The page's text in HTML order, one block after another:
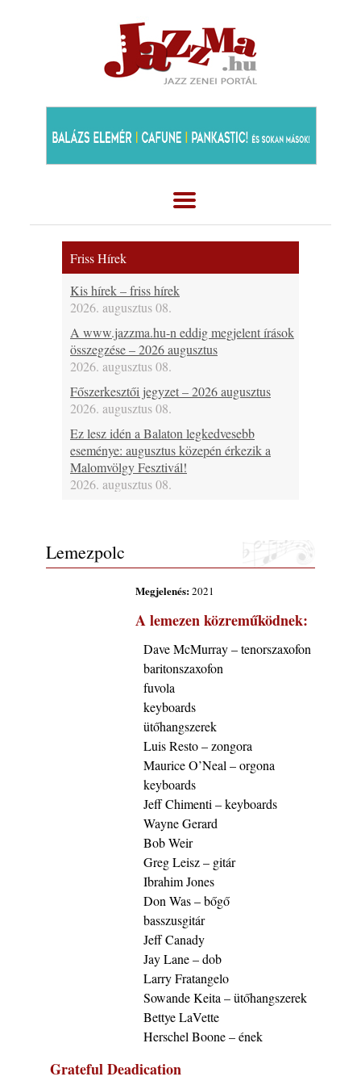
Friss Hírek
Kis hírek – friss hírek
2026. augusztus 08.
A www.jazzma.hu-n eddig megjelent írások
összegzése – 2026 augusztus
2026. augusztus 08.
Főszerkesztői jegyzet – 2026 augusztus
2026. augusztus 08.
Ez lesz idén a Balaton legkedvesebb
eseménye: augusztus közepén érkezik a
Malomvölgy Fesztivál!
2026. augusztus 08.
Dixieland Napok (Hajdúszoboszló – 2026.
augusztus 21-22-23.)
Jazz-rock albumok 1986-ból - Shakatak
„Into the Blue”
Fusio Group feat. Kertész Erika "New
Visions" lemezbemutató koncert
2026. augusztus 07.
Jazz-rock albumok 1985-ből - Issei Noro
„Sweet Sphere”
2026. augusztus 07.
Jazz-rock albumok 1984-ből - John Scofield
2026. augusztus 06.
X. BOHÉM JAZZFŐVÁROS fesztivál,
Kecskemét, 2026. augusztus 6-9.: 4 nap, 4
színpad, 10 ország zenészei, 40 óra zene és
2026. augusztus 05.
Magyar Jazz ABC – 541. rész: Juhász
2026. augusztus 05.
Jazz-rock albumok 1983-ból - John Scofield
„Out like a Light”
2026. augusztus 05.
„Shinola”
Lemezpolc
Megjelenés:2021
A lemezen közreműködnek:
Dave McMurray – tenorszaxofon
baritonszaxofon
fuvola
keyboards
ütőhangszerek
Luis Resto – zongora
Maurice O’Neal – orgona
keyboards
Jeff Chimenti – keyboards
Wayne Gerard
Bob Weir
Greg Leisz – gitár
Ibrahim Jones
Don Was – bőgő
basszusgitár
Jeff Canady
Jay Lane – dob
Larry Fratangelo
Sowande Keita – ütőhangszerek
Bettye LaVette
Herschel Boone – ének
Grateful Deadication